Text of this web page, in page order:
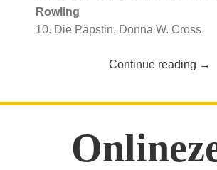
Rowling
10. Die Päpstin, Donna W. Cross
Continue reading →